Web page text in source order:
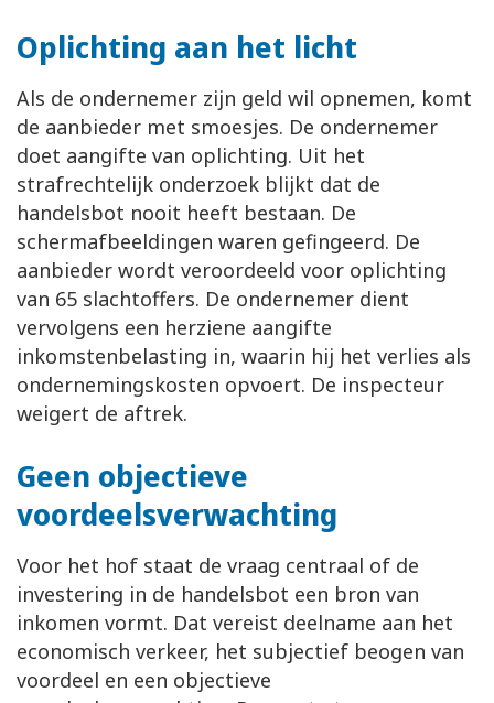
Oplichting aan het licht
Als de ondernemer zijn geld wil opnemen, komt
de aanbieder met smoesjes. De ondernemer
doet aangifte van oplichting. Uit het
strafrechtelijk onderzoek blijkt dat de
handelsbot nooit heeft bestaan. De
schermafbeeldingen waren gefingeerd. De
aanbieder wordt veroordeeld voor oplichting
van 65 slachtoffers. De ondernemer dient
vervolgens een herziene aangifte
inkomstenbelasting in, waarin hij het verlies als
ondernemingskosten opvoert. De inspecteur
weigert de aftrek.
Geen objectieve
voordeelsverwachting
Voor het hof staat de vraag centraal of de
investering in de handelsbot een bron van
inkomen vormt. Dat vereist deelname aan het
economisch verkeer, het subjectief beogen van
voordeel en een objectieve